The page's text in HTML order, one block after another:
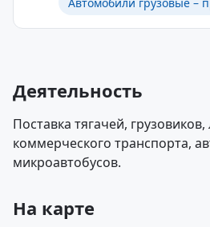
Деятельность
Поставка тягачей, грузовиков,
коммерческого транспорта,
микроавтобусов.
На карте